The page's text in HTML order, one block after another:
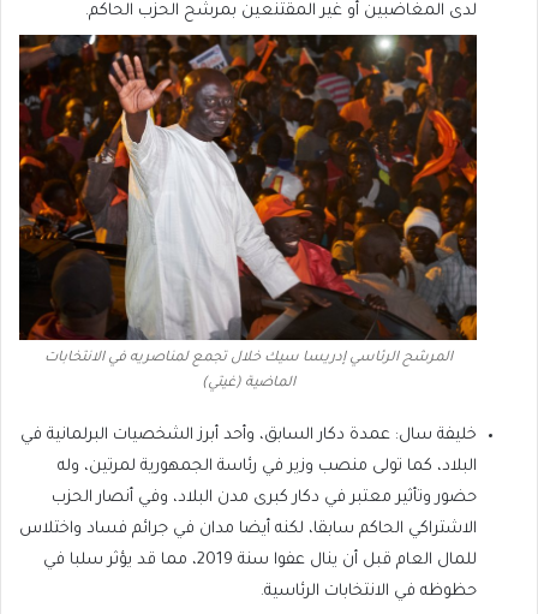
لدى المغاضبين أو غير المقتنعين بمرشح الحزب الحاكم.
المرشح الرئاسي إدريسا سيك خلال تجمع لمناصريه في الانتخابات
الماضية (غيتي)
خليفة سال: عمدة دكار السابق، وأحد أبرز الشخصيات البرلمانية في
البلاد، كما تولى منصب وزير في رئاسة الجمهورية لمرتين، وله
حضور وتأثير معتبر في دكار كبرى مدن البلاد، وفي أنصار الحزب
الاشتراكي الحاكم سابقا، لكنه أيضا مدان في جرائم فساد واختلاس
للمال العام قبل أن ينال عفوا سنة 2019، مما قد يؤثر سلبا في
حظوظه في الانتخابات الرئاسية.